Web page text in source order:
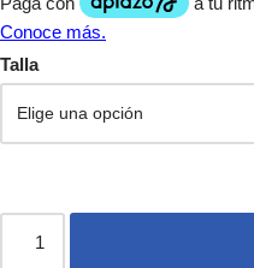
Talla